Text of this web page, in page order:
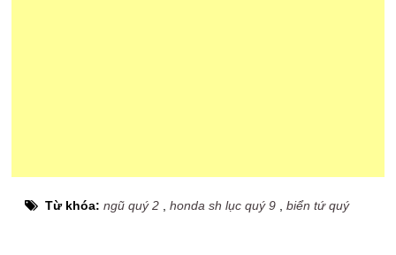
Từ khóa:ngũ quý 2 ,honda sh lục quý 9 ,biển tứ quý